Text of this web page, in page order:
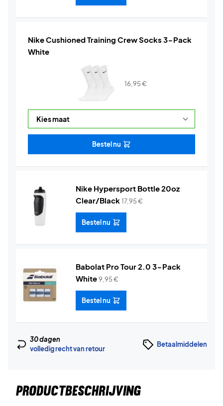
Nike Cushioned Training Crew Socks 3-Pack
White
16,95€
Bestel nu
Nike Hypersport Bottle 20oz
Clear/Black17,95€
Bestel nu
Babolat Pro Tour 2.0 3-Pack
White9,95€
Bestel nu
30 dagen
volledig recht van retour
Betaalmiddelen
PRODUCTBESCHRIJVING